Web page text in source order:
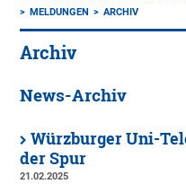
MELDUNGEN
ARCHIV
Archiv
News-Archiv
Würzburger Uni-
der Spur
21.02.2025